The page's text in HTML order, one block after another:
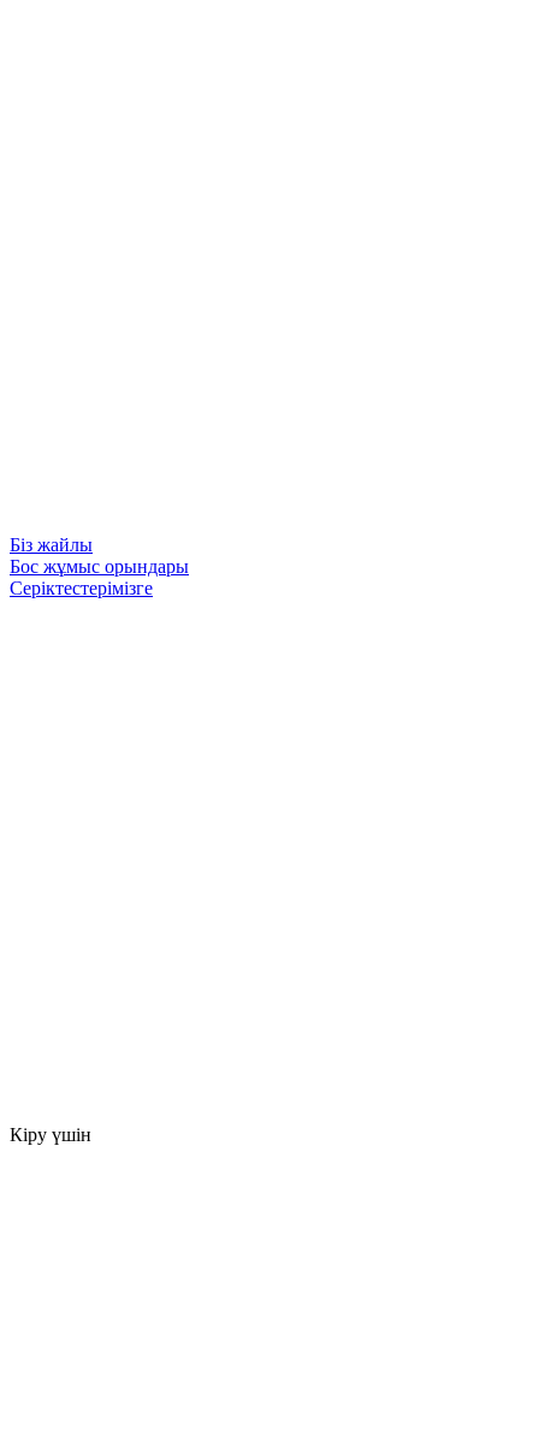
Біз жайлы
Бос жұмыс орындары
Серіктестерімізге
Кіру үшін